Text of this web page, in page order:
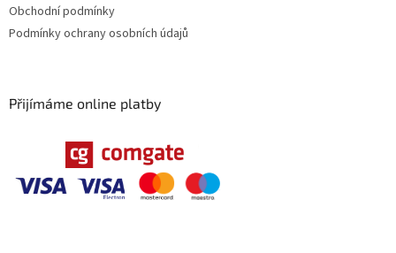
Obchodní podmínky
Podmínky ochrany osobních údajů
Přijímáme online platby